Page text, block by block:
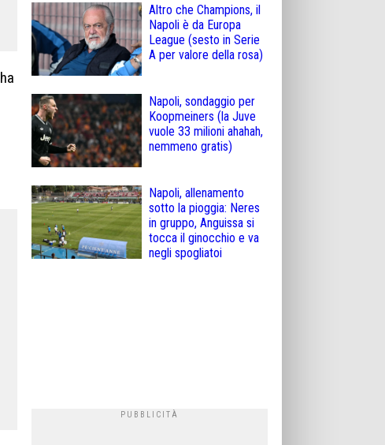
ha
Altro che Champions, il
Napoli è da Europa
League (sesto in Serie
A per valore della rosa)
Napoli, sondaggio per
Koopmeiners (la Juve
vuole 33 milioni ahahah,
nemmeno gratis)
Napoli, allenamento
sotto la pioggia: Neres
in gruppo, Anguissa si
tocca il ginocchio e va
negli spogliatoi